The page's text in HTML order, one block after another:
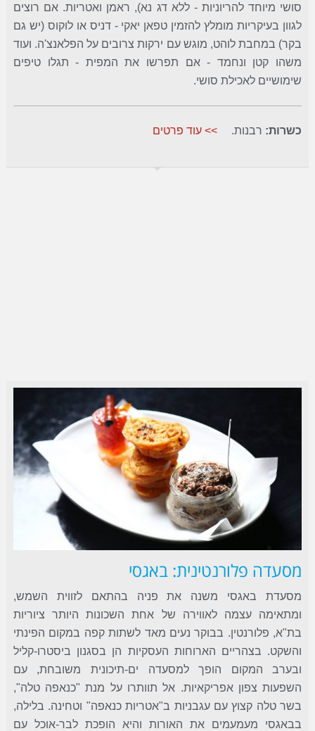
סושי מיוחד להריוניות - ללא דג נא), ראמן ואטריות. אם רוצים
לגוון בעיקריות מומלץ להזמין טפאן יאקי - דניס או לוקוס (יש גם
בקר) במחבת לוהט, מוגש עם ירקות צרובים על הפלאנצ'ה. ועוד
משהו קטן ונחמד - אם תפרשו את המפית - תגלו טיפים
שימושיים לאכילת סושי.
כשרות: רבנות. >> עוד פרטים
מסעדה פלורנטינית: באגסי
מסעדת באגסי משנה את פניה בהתאם לזווית השמש,
ומתאימה עצמה לאווירה של אחת השכונות היותר ציוריות
בת"א, פלורנטין. בבוקר נעים מאד לשתות קפה במקום הפינתי
והשקט. בצהריים הארוחות העסקיות הן בסגנון ביסטרו-קליל
ובערב המקום הופך למסעדה ים-תיכונית משובחת, עם
השפעות צפון אפריקאיות. אל תוותרו על מנת "כנאפה טלה",
בשר טלה קצוץ עם עגבניות ב"אטריות כנאפה" וטחינה. בלילה,
בבאגסי מעמעמים את האורות והיא הופכת לבר-אוכל עם